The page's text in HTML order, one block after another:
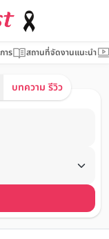
าร สถานที่จัดงานแนะนำ
บทความ รีวิว